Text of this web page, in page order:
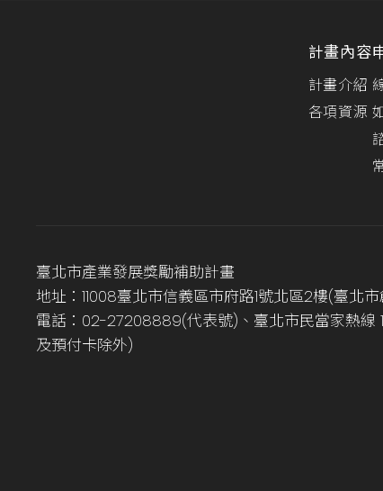
計畫內容
計畫介紹
各項資源
臺北市產業發展獎勵補助計畫
地址：11008臺北市信義區市府路1號北區2樓(臺北
電話：02-27208889(代表號)、臺北市民當家熱線
及預付卡除外)